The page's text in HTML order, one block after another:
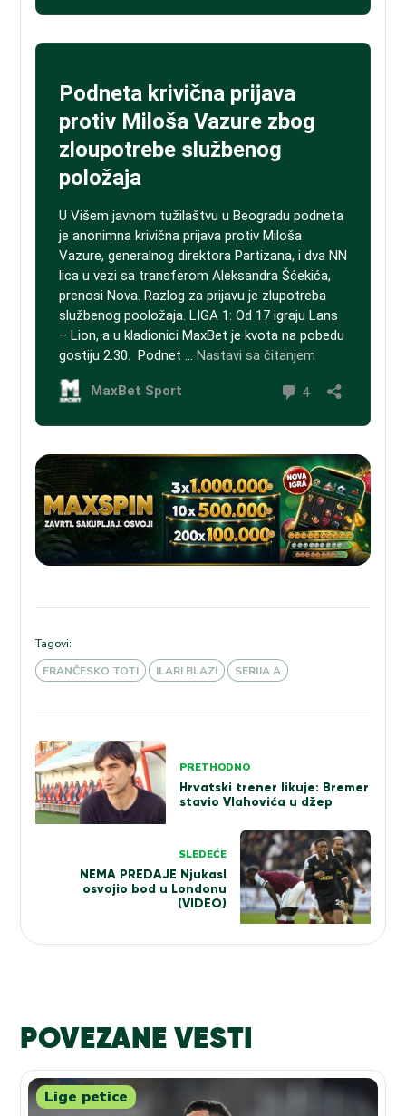
Tagovi:
FRANČESKO TOTI
ILARI BLAZI SERIJA A
Kretanje
članka
PRETHODNO
Hrvatski trener likuje: Bremer
stavio Vlahovića u džep
SLEDEĆE
NEMA PREDAJE Njukasl
osvojio bod u Londonu
(VIDEO)
POVEZANE VESTI
Lige petice